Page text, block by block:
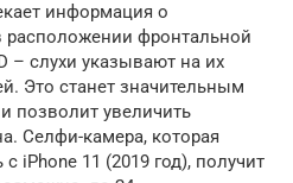
информация о
фронтальной
– слухи указывают на их
Это станет значительным
позволит увеличить
Селфи-камера, которая
iPhone 11 (2019 год), получит